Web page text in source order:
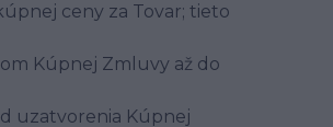
ceny za Tovar; tieto
Kúpnej Zmluvy až do
uzatvorenia Kúpnej